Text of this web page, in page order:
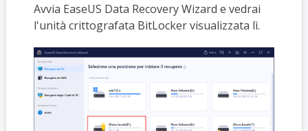
Avvia EaseUS Data Recovery Wizard e vedrai
l'unità crittografata BitLocker visualizzata lì.